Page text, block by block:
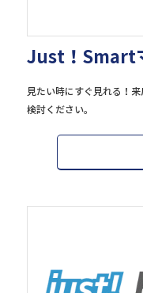
Just！Smart
見たい時にすぐ見れる！
検討ください。